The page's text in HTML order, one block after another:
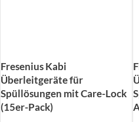
Fresenius Kabi
Überleitgeräte für
Spüllösungen mit Care-Lock
(15er-Pack)